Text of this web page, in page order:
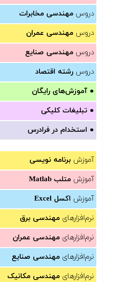
دروس مهندسی مخابرات
دروس مهندسی عمران
دروس مهندسی صنایع
دروس رشته اقتصاد
● آموزش‌های رایگان
● تبلیغات کلیکی
● استخدام در فرادرس
آموزش برنامه نویسی
آموزش متلب Matlab
آموزش اکسل Excel
نرم‌افزارهای مهندسی برق
نرم‌افزارهای مهندسی عمران
نرم‌افزارهای مهندسی صنایع
نرم‌افزارهای مهندسی مکانیک